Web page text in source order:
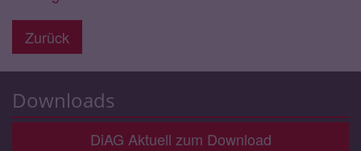
Zurück
Downloads
DiAG Aktuell zum Download